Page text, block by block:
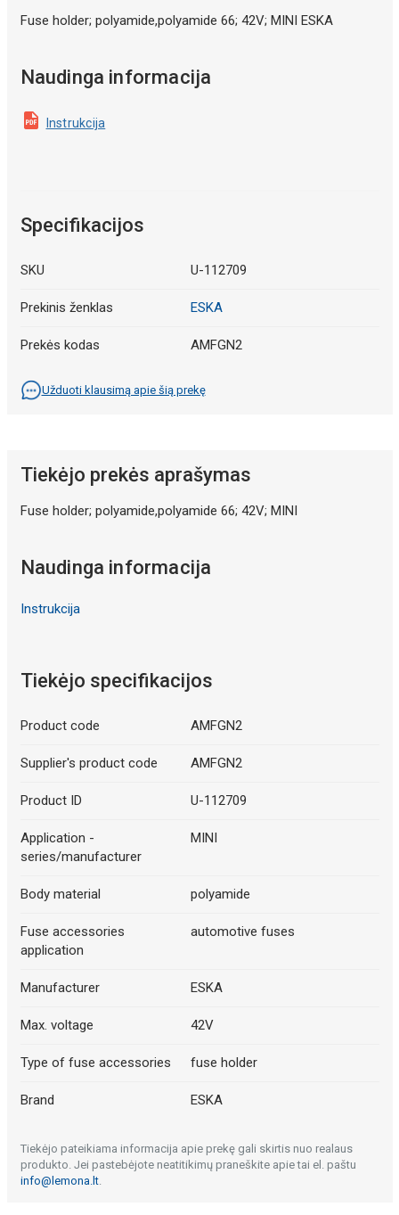
Fuse holder; polyamide,polyamide 66; 42V; MINI ESKA
Naudinga informacija
Instrukcija
Specifikacijos
SKU U-112709
Prekinis ženklas ESKA
Prekės kodas AMFGN2
Užduoti klausimą apie šią prekę
Tiekėjo prekės aprašymas
Fuse holder; polyamide,polyamide 66; 42V; MINI
Naudinga informacija
Instrukcija
Tiekėjo specifikacijos
Product code AMFGN2
Supplier's product code AMFGN2
Product ID U-112709
Application -
series/manufacturer
MINI
Body material polyamide
Fuse accessories
application
automotive fuses
Manufacturer ESKA
Max. voltage 42V
Type of fuse accessories fuse holder
Brand ESKA
Tiekėjo pateikiama informacija apie prekę gali skirtis nuo realaus
produkto. Jei pastebėjote neatitikimų praneškite apie tai el. paštu
info@lemona.lt.